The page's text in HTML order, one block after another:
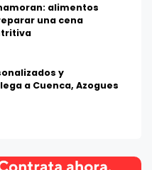
alimentos
una cena
y
a Cuenca, Azogues